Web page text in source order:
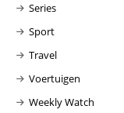
Series
Sport
Travel
Voertuigen
Weekly Watch